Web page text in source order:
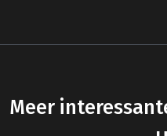
Meer